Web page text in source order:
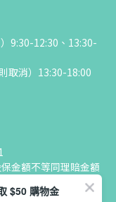
9:30-12:30、13:30-
取消）13:30-18:00
金額不等同理賠金額
$50 購物金